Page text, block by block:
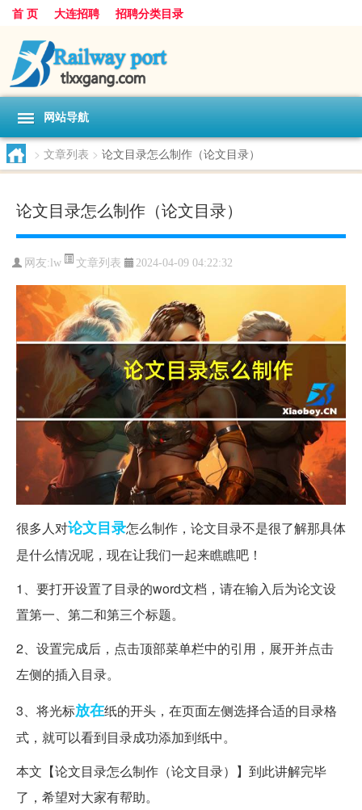
首 页 大连招聘 招聘分类目录
网站导航
> 文章列表 > 论文目录怎么制作（论文目录）
论文目录怎么制作（论文目录）
网友: lw 文章列表 2024-04-09 04:22:32
很多人对论文目录怎么制作，论文目录不是很了解那具体
是什么情况呢，现在让我们一起来瞧瞧吧！
1、要打开设置了目录的word文档，请在输入后为论文设
置第一、第二和第三个标题。
2、设置完成后，点击顶部菜单栏中的引用，展开并点击
左侧的插入目录。
3、将光标放在纸的开头，在页面左侧选择合适的目录格
式，就可以看到目录成功添加到纸中。
本文【论文目录怎么制作（论文目录）】到此讲解完毕
了，希望对大家有帮助。